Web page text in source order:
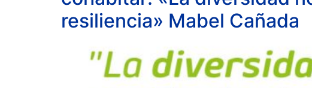
resiliencia» Mabel Cañada